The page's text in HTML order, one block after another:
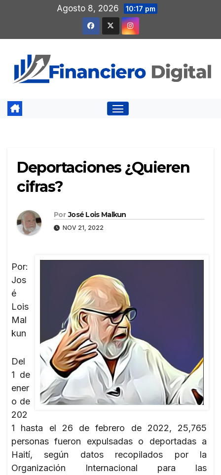
contenido
Agosto 8, 2026 10:17 pm
Deportaciones ¿Quieren
cifras?
Por José Lois Malkun
NOV 21, 2022
Por:
Jos
é
Lois
Mal
kun
Del
1 de
ener
o de
202
1 hasta el 26 de febrero de 2022, 25,765
personas fueron expulsadas o deportadas a
Haití, según datos recopilados por la
Organización Internacional para las